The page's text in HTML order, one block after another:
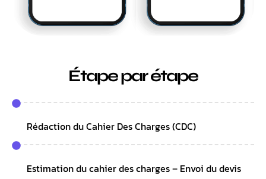
Étape par étape
Rédaction du Cahier Des Charges (CDC)
Estimation du cahier des charges – Envoi du devis